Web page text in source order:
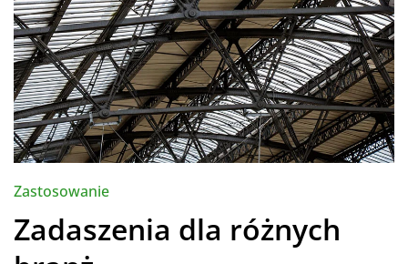
Zastosowanie
Zadaszenia dla różnych